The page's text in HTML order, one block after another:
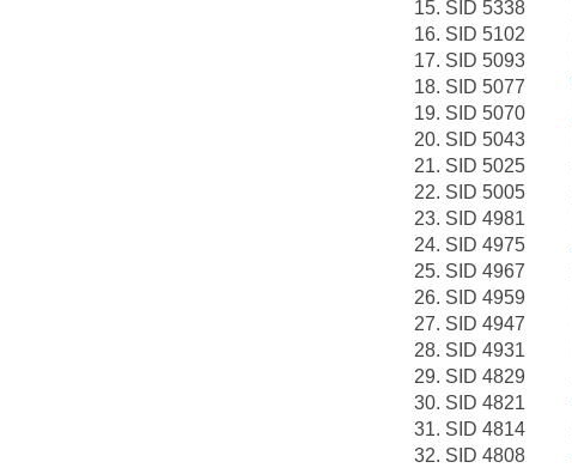
SID 5338
SID 5102
SID 5093
SID 5077
SID 5070
SID 5043
SID 5025
SID 5005
SID 4981
SID 4975
SID 4967
SID 4959
SID 4947
SID 4931
SID 4829
SID 4821
SID 4814
SID 4808